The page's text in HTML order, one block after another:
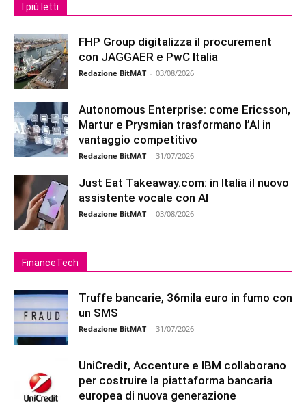
I più letti
FHP Group digitalizza il procurement
con JAGGAER e PwC Italia
Redazione BitMAT - 03/08/2026
Autonomous Enterprise: come Ericsson,
Martur e Prysmian trasformano l’AI in
vantaggio competitivo
Redazione BitMAT - 31/07/2026
Just Eat Takeaway.com: in Italia il nuovo
assistente vocale con AI
Redazione BitMAT - 03/08/2026
FinanceTech
Truffe bancarie, 36mila euro in fumo con
un SMS
Redazione BitMAT - 31/07/2026
UniCredit, Accenture e IBM collaborano
per costruire la piattaforma bancaria
europea di nuova generazione